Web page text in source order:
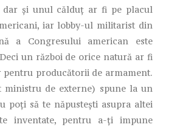
dar și unul călduț ar fi pe placul
iar lobby-ul militarist din
a Congresului american este
un război de orice natură ar fi
pentru producătorii de armament.
ministru de externe) spune la un
poți să te năpustești asupra altei
inventate, pentru a-ți impune